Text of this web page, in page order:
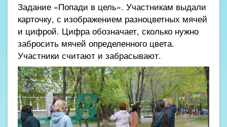
Задание «Попади в цель». Участникам выдали
карточку, с изображением разноцветных мячей
и цифрой. Цифра обозначает, сколько нужно
забросить мячей определенного цвета.
Участники считают и забрасывают.